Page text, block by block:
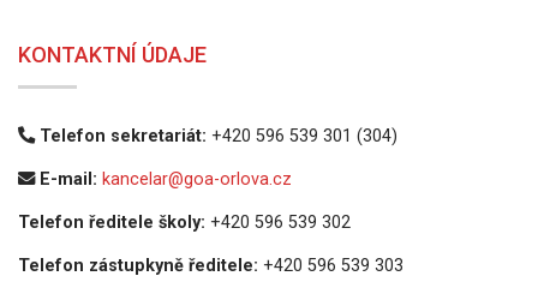
KONTAKTNÍ ÚDAJE
Telefon sekretariát: +420 596 539 301 (304)
E-mail: kancelar@goa-orlova.cz
Telefon ředitele školy: +420 596 539 302
Telefon zástupkyně ředitele: +420 596 539 303